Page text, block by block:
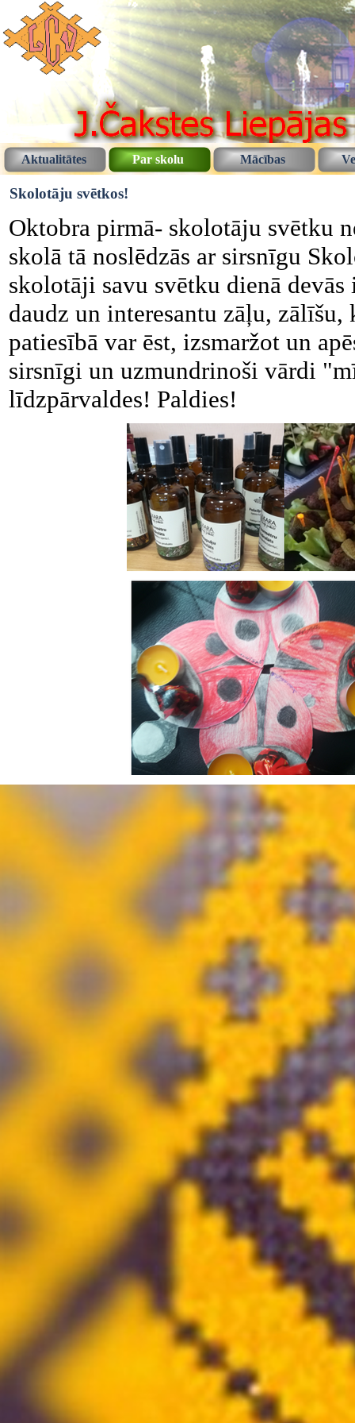
Aktualitātes Par skolu Mācības
Skolotāju svētkos!
Oktobra pirmā- skolotāju svētku
skolā tā noslēdzās ar sirsnīgu
skolotāji savu svētku dienā
daudz un interesantu zāļu,
patiesībā var ēst, izsmaržot un
sirsnīgi un uzmundrinoši vārdi
līdzpārvaldes! Paldies!